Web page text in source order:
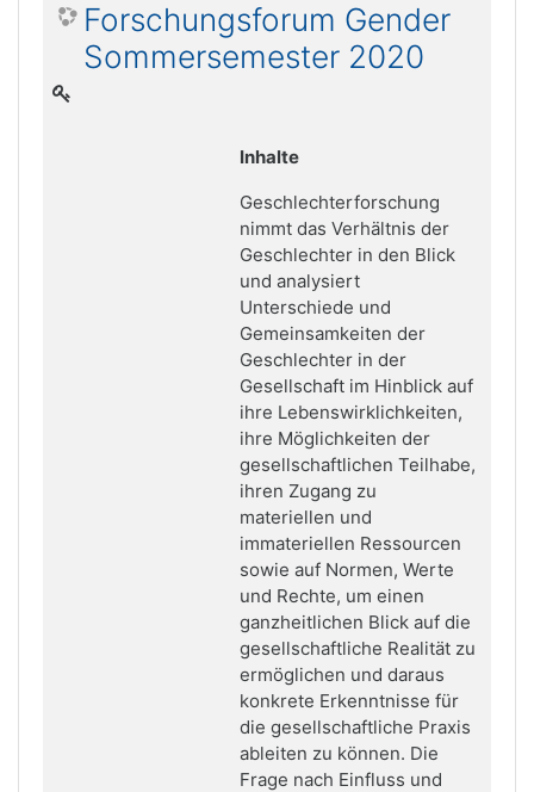
Forschungsforum Gender
Sommersemester 2020
Inhalte
Geschlechterforschung
nimmt das Verhältnis der
Geschlechter in den Blick
und analysiert
Unterschiede und
Gemeinsamkeiten der
Geschlechter in der
Gesellschaft im Hinblick auf
ihre Lebenswirklichkeiten,
ihre Möglichkeiten der
gesellschaftlichen Teilhabe,
ihren Zugang zu
materiellen und
immateriellen Ressourcen
sowie auf Normen, Werte
und Rechte, um einen
ganzheitlichen Blick auf die
gesellschaftliche Realität zu
ermöglichen und daraus
konkrete Erkenntnisse für
die gesellschaftliche Praxis
ableiten zu können. Die
Frage nach Einfluss und